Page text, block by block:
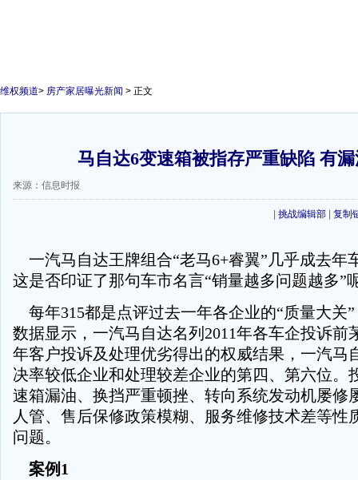
维权频道> 房产家居曝光新闻 > 正文
马自达6变速箱被指存严重缺陷 有
来源：信息时报
挑战编辑部 复制
一汽马自达王牌组合“老马6+睿翼”几乎成去年
这是否印证了那句车市名言“销量越多问题越多”
每年315都是点评过去一年各企业的“质量大关
数据显示，一汽马自达名列2011年各车企投诉前
年客户投诉及处理优劣得出的权威结果，一汽马
决率较低企业和处理较差企业的第四、第六位。
速箱漏油、换挡严重顿挫、转向系统发动机屡修
人管、售后保修政策模糊、服务维修技术差等性
问题。
案例1